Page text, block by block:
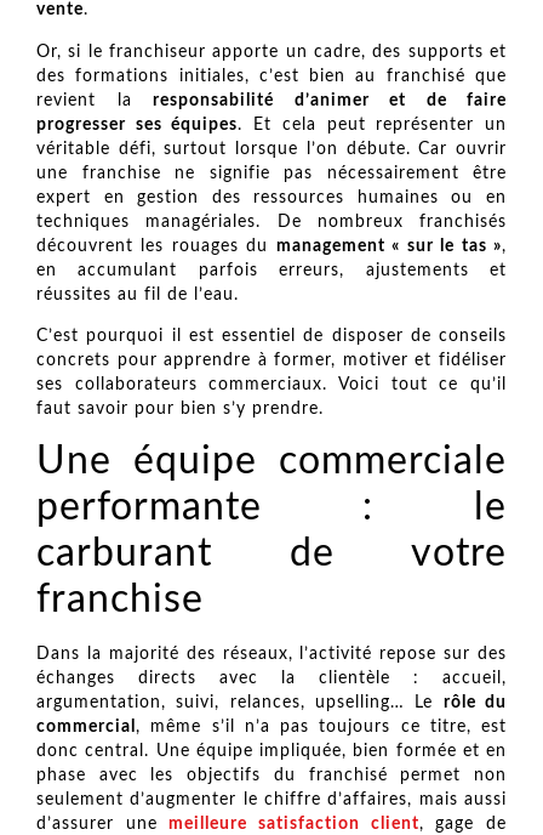
vente.
Or, si le franchiseur apporte un cadre, des supports et
des formations initiales, c’est bien au franchisé que
revient la responsabilité d’animer et de faire
progresser ses équipes. Et cela peut représenter un
véritable défi, surtout lorsque l’on débute. Car ouvrir
une franchise ne signifie pas nécessairement être
expert en gestion des ressources humaines ou en
techniques managériales. De nombreux franchisés
découvrent les rouages du management « sur le tas »,
en accumulant parfois erreurs, ajustements et
réussites au fil de l’eau.
C’est pourquoi il est essentiel de disposer de conseils
concrets pour apprendre à former, motiver et fidéliser
ses collaborateurs commerciaux. Voici tout ce qu’il
faut savoir pour bien s’y prendre.
Une équipe commerciale
performante : le
carburant de votre
franchise
Dans la majorité des réseaux, l’activité repose sur des
échanges directs avec la clientèle : accueil,
argumentation, suivi, relances, upselling… Le rôle du
commercial , même s’il n’a pas toujours ce titre, est
donc central. Une équipe impliquée, bien formée et en
phase avec les objectifs du franchisé permet non
seulement d’augmenter le chiffre d’affaires, mais aussi
d’assurer unemeilleure satisfaction client, gage de